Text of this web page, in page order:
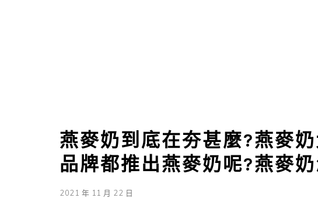
燕麥奶到底在夯甚麼?燕麥
品牌都推出燕麥奶呢?燕麥
2021 年 11 月 22 日